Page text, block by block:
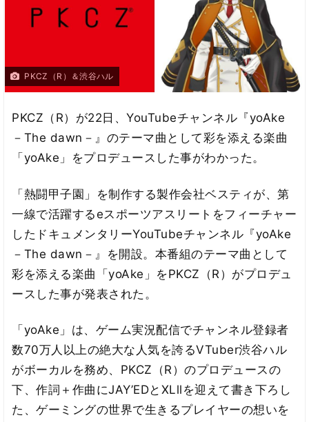
PKCZ（R）＆渋谷ハル
PKCZ（R）が22日、YouTubeチャンネル『yoAke
－The dawn－』のテーマ曲として彩を添える楽曲
「yoAke」をプロデュースした事がわかった。
「熱闘甲子園」を制作する製作会社ベスティが、第
一線で活躍するeスポーツアスリートをフィーチャー
したドキュメンタリーYouTubeチャンネル『yoAke
－The dawn－』を開設。本番組のテーマ曲として
彩を添える楽曲「yoAke」をPKCZ（R）がプロデュ
ースした事が発表された。
「yoAke」は、ゲーム実況配信でチャンネル登録者
数70万人以上の絶大な人気を誇るVTuber渋谷ハル
がボーカルを務め、PKCZ（R）のプロデュースの
下、作詞＋作曲にJAY’EDとXLllを迎えて書き下ろし
た、ゲーミングの世界で生きるプレイヤーの想いを